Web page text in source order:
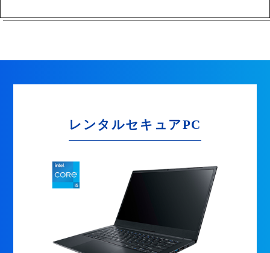
レンタルセキュアPC